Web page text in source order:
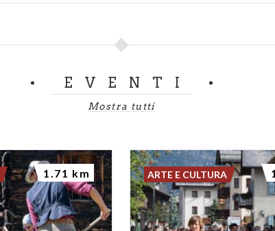
EVENTI
Mostra tutti
1.71 km ARTE E CULTURA